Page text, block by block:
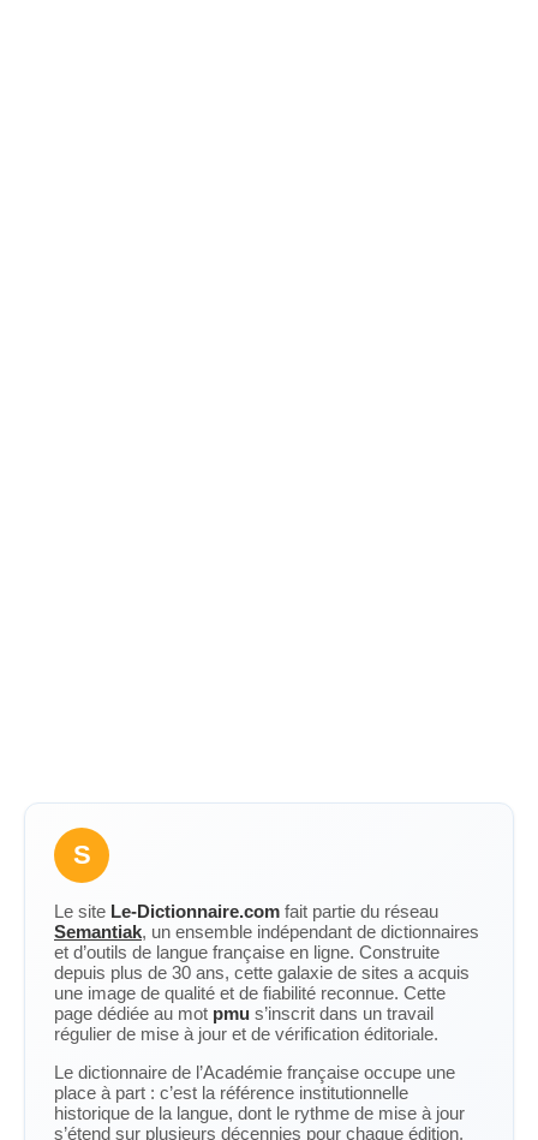
S
Le site Le-Dictionnaire.com fait partie du réseau
Semantiak, un ensemble indépendant de dictionnaires
et d’outils de langue française en ligne. Construite
depuis plus de 30 ans, cette galaxie de sites a acquis
une image de qualité et de fiabilité reconnue. Cette
page dédiée au mot pmu s’inscrit dans un travail
régulier de mise à jour et de vérification éditoriale.
Le dictionnaire de l’Académie française occupe une
place à part : c’est la référence institutionnelle
historique de la langue, dont le rythme de mise à jour
s’étend sur plusieurs décennies pour chaque édition.